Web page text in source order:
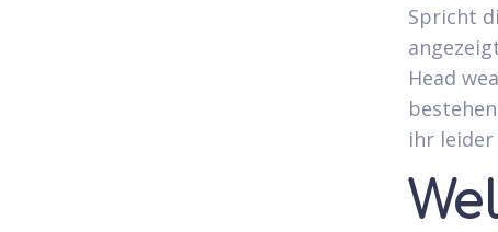
Spricht
Head
ihr leider